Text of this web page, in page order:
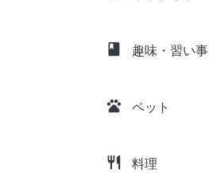
class 趣味・習い事
pets ペット
restaurant 料理